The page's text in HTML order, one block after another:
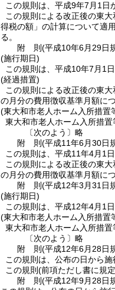
この規則は、平成9年7月1日
この規則による改正後の東
得税の額」の計算について適
る。
附 則(平成10年6月29日
(施行期日)
この規則は、平成10年7月1日
(経過措置)
この規則による改正後の東
の月分の費用徴収基準月額に
(東大和市老人ホーム入所措置
東大和市老人ホーム入所措
〔次のよう〕略
附 則(平成11年6月30日
この規則は、平成11年4月1日
この規則による改正後の東
の月分の費用徴収基準月額に
附 則(平成12年3月31日
(施行期日)
この規則は、平成12年4月1日
(東大和市老人ホーム入所措置
東大和市老人ホーム入所措
〔次のよう〕略
附 則(平成12年6月28日
この規則は、公布の日から施
この規則 (前項ただし書に規
附 則(平成12年9月28日